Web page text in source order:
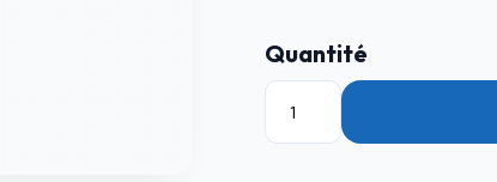
Quantité